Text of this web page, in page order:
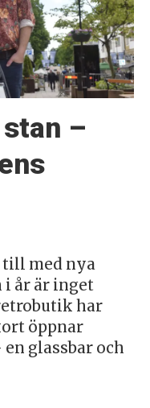
–
till med nya
i år är inget
har
öppnar
glassbar och